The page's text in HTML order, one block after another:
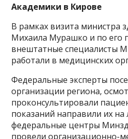
Академики в Кирове
В рамках визита министра
Михаила Мурашко и по его
внештатные специалисты
работали в медицинских
Федеральные эксперты
организации региона,
проконсультировали
показаний направили их на
федеральные центры
провели организационно-